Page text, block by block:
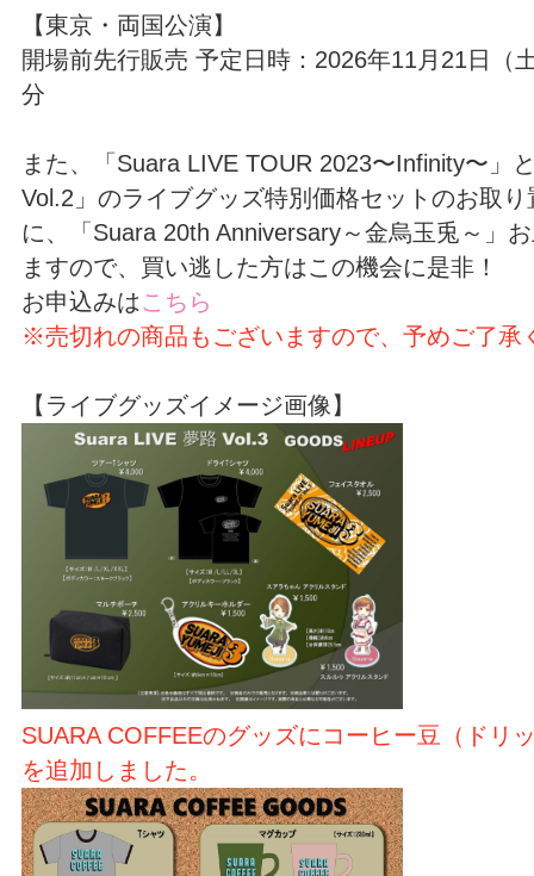
【東京・両国公演】
開場前先行販売 予定日時：2026年11月21日
分
また、「Suara LIVE TOUR 2023〜Infinity〜」
Vol.2」のライブグッズ特別価格セットのお取
に、「Suara 20th Anniversary～金烏玉兎～」
ますので、買い逃した方はこの機会に是非！
お申込みはこちら
※売切れの商品もございますので、予めご了承
【ライブグッズイメージ画像】
SUARA COFFEEのグッズにコーヒー豆（ドリ
を追加しました。